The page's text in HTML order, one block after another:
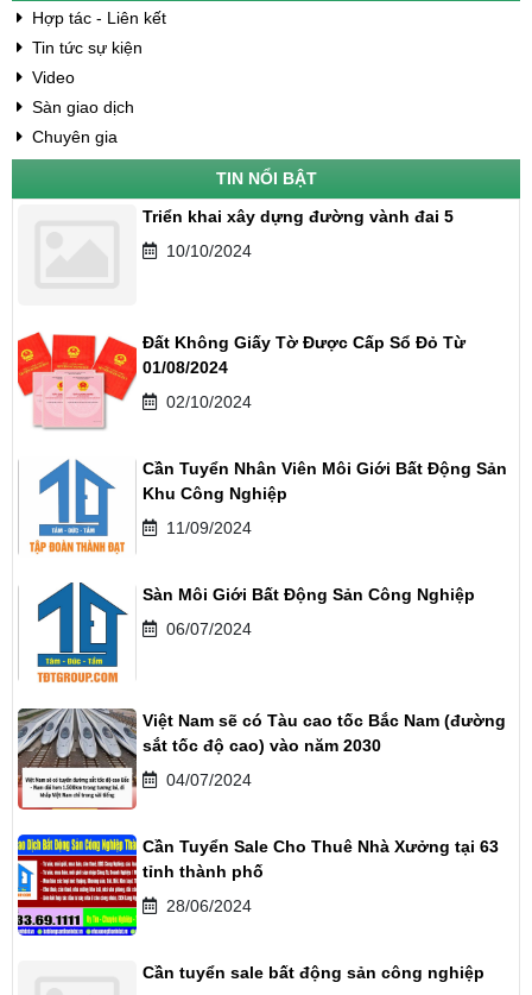
Hợp tác - Liên kết
Tin tức sự kiện
Video
Sàn giao dịch
Chuyên gia
TIN NỔI BẬT
Triển khai xây dựng đường vành đai 5
10/10/2024
Đất Không Giấy Tờ Được Cấp Sổ Đỏ Từ
01/08/2024
02/10/2024
Cần Tuyển Nhân Viên Môi Giới Bất Động Sản
Khu Công Nghiệp
11/09/2024
Sàn Môi Giới Bất Động Sản Công Nghiệp
06/07/2024
Việt Nam sẽ có Tàu cao tốc Bắc Nam (đường
sắt tốc độ cao) vào năm 2030
04/07/2024
Cần Tuyển Sale Cho Thuê Nhà Xưởng tại 63
tỉnh thành phố
28/06/2024
Cần tuyển sale bất động sản công nghiệp